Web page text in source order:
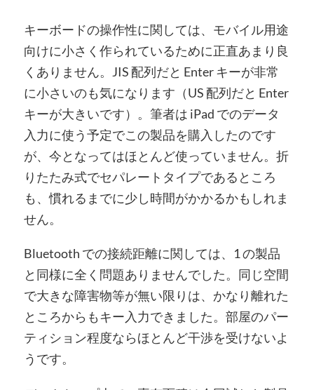
キーボードの操作性に関しては、モバイル用途
向けに小さく作られているために正直あまり良
くありません。JIS 配列だと Enter キーが非常
に小さいのも気になります（US 配列だと Enter
キーが大きいです）。筆者は iPad でのデータ
入力に使う予定でこの製品を購入したのです
が、今となってはほとんど使っていません。折
りたたみ式でセパレートタイプであるところ
も、慣れるまでに少し時間がかかるかもしれま
せん。
Bluetooth での接続距離に関しては、1 の製品
と同様に全く問題ありませんでした。同じ空間
で大きな障害物等が無い限りは、かなり離れた
ところからもキー入力できました。部屋のパー
ティション程度ならほとんど干渉を受けないよ
うです。